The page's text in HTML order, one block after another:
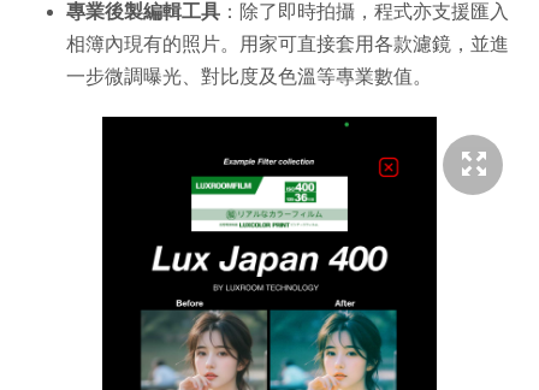
專業後製編輯工具 ：除了即時拍攝，程式亦支援匯入
相簿內現有的照片。用家可直接套用各款濾鏡，並進
一步微調曝光、對比度及色溫等專業數值。